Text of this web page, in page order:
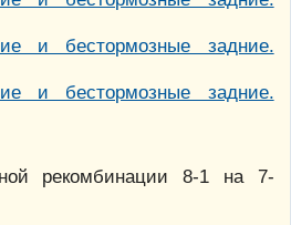
рекомбинации 8-1 на 7-